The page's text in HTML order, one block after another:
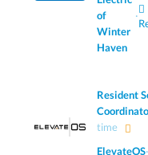
of
Winter
Haven
·
Resident
time
ElevateOS·